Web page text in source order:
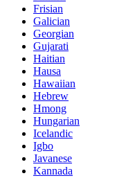
Frisian
Galician
Georgian
Gujarati
Haitian
Hausa
Hawaiian
Hebrew
Hmong
Hungarian
Icelandic
Igbo
Javanese
Kannada